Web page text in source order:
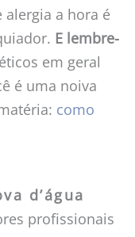
alergia a hora é
E lembre-
em geral
é uma noiva
como
d’água
profissionais